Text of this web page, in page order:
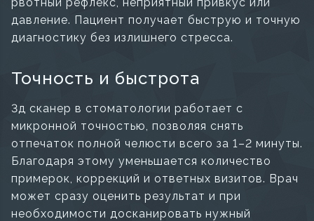
давление. Пациент получает быструю и точную
диагностику без излишнего стресса.
Точность и быстрота
3д сканер в стоматологии работает с
микронной точностью, позволяя снять
отпечаток полной челюсти всего за 1–2 минуты.
Благодаря этому уменьшается количество
примерок, коррекций и ответных визитов. Врач
может сразу оценить результат и при
необходимости досканировать нужный